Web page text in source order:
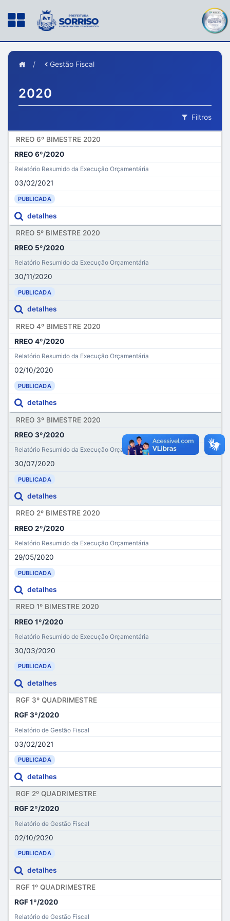
/ Gestão Fiscal
2020
Filtros
RREO 6º BIMESTRE 2020
RREO 6º/2020
Relatório Resumido da Execução Orçamentária
03/02/2021
PUBLICADA
detalhes
RREO 5º BIMESTRE 2020
RREO 5º/2020
Relatório Resumido da Execução Orçamentária
30/11/2020
PUBLICADA
detalhes
RREO 4º BIMESTRE 2020
RREO 4º/2020
Relatório Resumido da Execução Orçamentária
02/10/2020
PUBLICADA
detalhes
RREO 3º BIMESTRE 2020
RREO 3º/2020
Relatório Resumido da Execução Orçamentária
30/07/2020
PUBLICADA
detalhes
RREO 2º BIMESTRE 2020
RREO 2º/2020
Relatório Resumido da Execução Orçamentária
29/05/2020
PUBLICADA
detalhes
RREO 1º BIMESTRE 2020
RREO 1º/2020
Relatório Resumido de Execução Orçamentária
30/03/2020
PUBLICADA
detalhes
RGF 3º QUADRIMESTRE
RGF 3º/2020
Relatório de Gestão Fiscal
03/02/2021
PUBLICADA
detalhes
RGF 2º QUADRIMESTRE
RGF 2º/2020
Relatório de Gestão Fiscal
02/10/2020
PUBLICADA
detalhes
RGF 1º QUADRIMESTRE
RGF 1º/2020
Relatório de Gestão Fiscal